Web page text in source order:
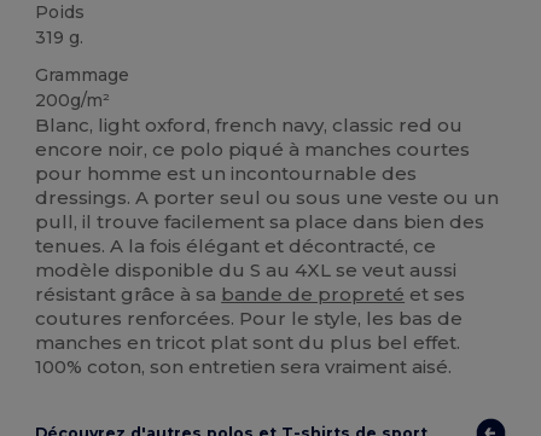
Poids
319 g.
Grammage
200g/m²
Blanc, light oxford, french navy, classic red ou
encore noir, ce polo piqué à manches courtes
pour homme est un incontournable des
dressings. A porter seul ou sous une veste ou un
pull, il trouve facilement sa place dans bien des
tenues. A la fois élégant et décontracté, ce
modèle disponible du S au 4XL se veut aussi
résistant grâce à sa bande de propreté et ses
coutures renforcées. Pour le style, les bas de
manches en tricot plat sont du plus bel effet.
100% coton, son entretien sera vraiment aisé.